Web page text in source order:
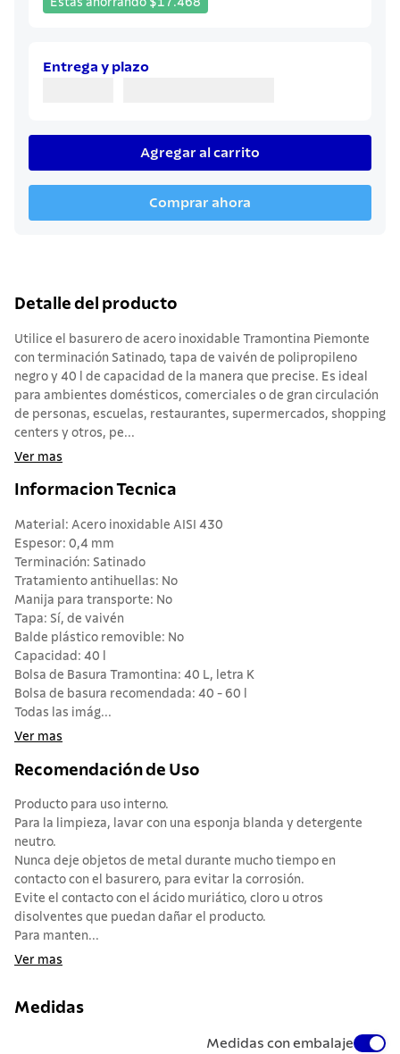
Estás ahorrando $17.468
Entrega y plazo
Agregar al carrito
Comprar ahora
Detalle del producto
Utilice el basurero de acero inoxidable Tramontina Piemonte
con terminación Satinado, tapa de vaivén de polipropileno
negro y 40 l de capacidad de la manera que precise. Es ideal
para ambientes domésticos, comerciales o de gran circulación
de personas, escuelas, restaurantes, supermercados, shopping
centers y otros, pe...
Ver mas
Informacion Tecnica
Material: Acero inoxidable AISI 430
Espesor: 0,4 mm
Terminación: Satinado
Tratamiento antihuellas: No
Manija para transporte: No
Tapa: Sí, de vaivén
Balde plástico removible: No
Capacidad: 40 l
Bolsa de Basura Tramontina: 40 L, letra K
Bolsa de basura recomendada: 40 - 60 l
Todas las imág...
Ver mas
Recomendación de Uso
Producto para uso interno.
Para la limpieza, lavar con una esponja blanda y detergente
neutro.
Nunca deje objetos de metal durante mucho tiempo en
contacto con el basurero, para evitar la corrosión.
Evite el contacto con el ácido muriático, cloro u otros
disolventes que puedan dañar el producto.
Para manten...
Ver mas
Medidas
Medidas con embalaje